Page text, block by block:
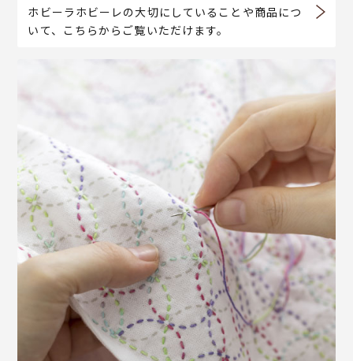
ホビーラホビーレの大切にしていることや商品につ
いて、こちらからご覧いただけます。